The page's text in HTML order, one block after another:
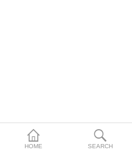
HOME SEARCH